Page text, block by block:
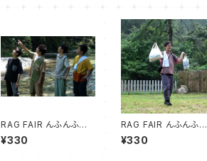
RAG FAIR んふんふツ
アー 写真撮影ムービー
01
¥330
RAG FAIR んふんふツ
アー 写真撮影ムービー
02
¥330